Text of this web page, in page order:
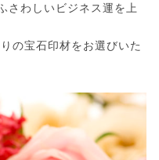
さわしいビジネス運を上
の宝石印材をお選びいた